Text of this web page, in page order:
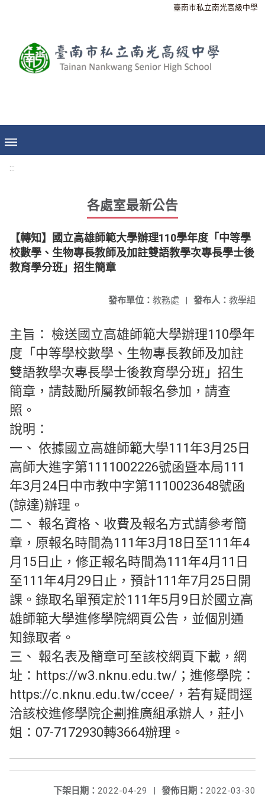
臺南市私立南光高級中學
:::
各處室最新公告
【轉知】國立高雄師範大學辦理110學年度「中等學
校數學、生物專長教師及加註雙語教學次專長學士後
教育學分班」招生簡章
發布人： 教學組
發布單位： 教務處 |
主旨： 檢送國立高雄師範大學辦理110學年
度「中等學校數學、生物專長教師及加註
雙語教學次專長學士後教育學分班」招生
簡章，請鼓勵所屬教師報名參加，請查
照。
說明：
一、 依據國立高雄師範大學111年3月25日
高師大進字第1111002226號函暨本局111
年3月24日中市教中字第1110023648號函
(諒達)辦理。
二、 報名資格、收費及報名方式請參考簡
章，原報名時間為111年3月18日至111年4
月15日止，修正報名時間為111年4月11日
至111年4月29日止，預計111年7月25日開
課。錄取名單預定於111年5月9日於國立高
雄師範大學進修學院網頁公告，並個別通
知錄取者。
三、 報名表及簡章可至該校網頁下載，網
址：https://w3.nknu.edu.tw/；進修學院：
https://c.nknu.edu.tw/ccee/，若有疑問逕
洽該校進修學院企劃推廣組承辦人，莊小
姐：07-7172930轉3664辦理。
發佈日期： 2022-03-30
下架日期： 2022-04-29 |